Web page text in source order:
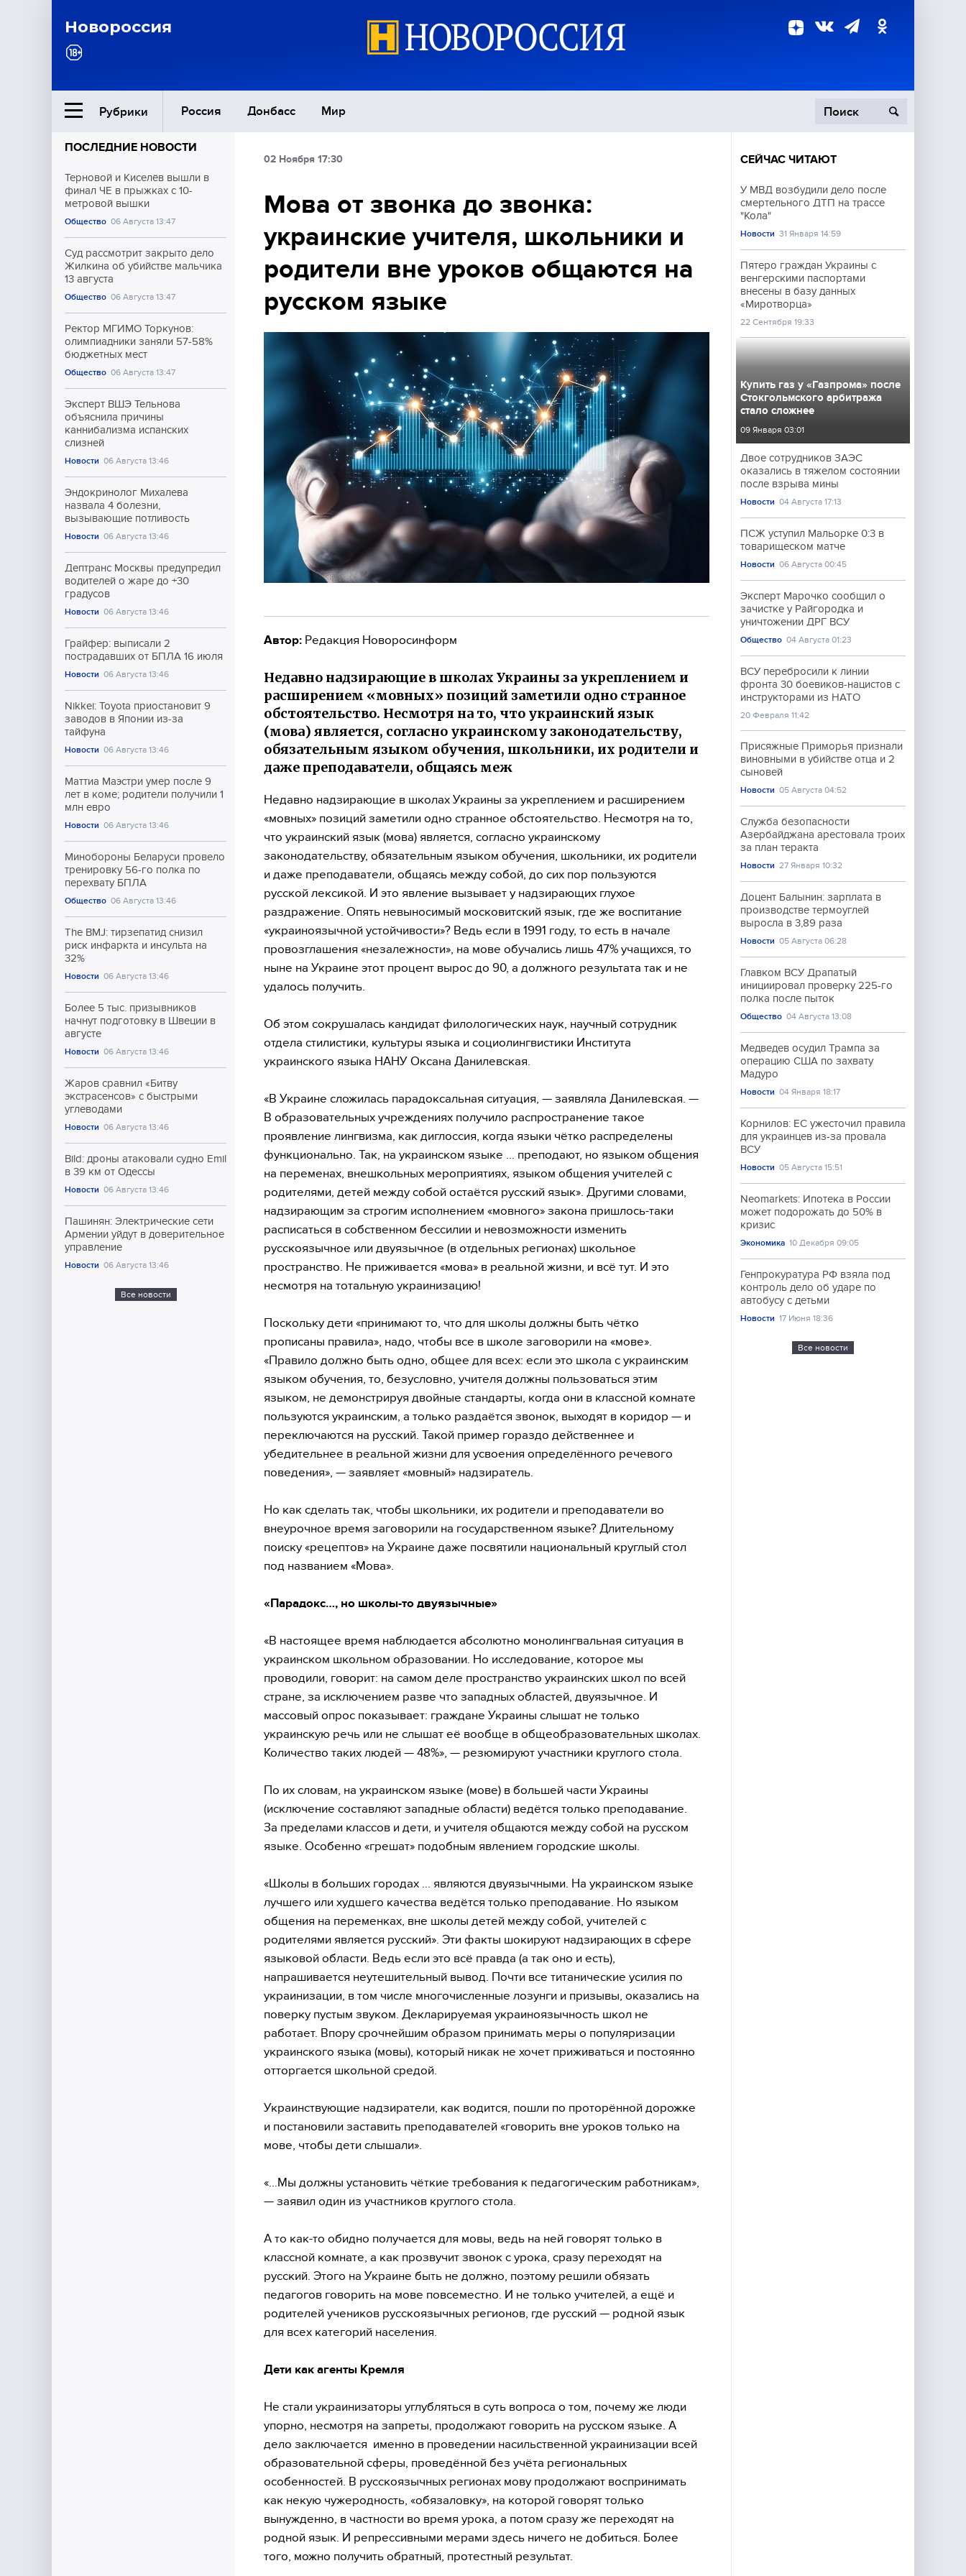
Новороссия
Рубрики Россия Донбасс Мир
Ближний Восток
Общество
Экономика
Происшествия
Культура
Спорт
ПОСЛЕДНИЕ НОВОСТИ
Терновой и Киселёв вышли в
финал ЧЕ в прыжках с 10-
метровой вышки
Общество 06 Августа 13:47
Суд рассмотрит закрыто дело
Жилкина об убийстве мальчика
13 августа
Общество 06 Августа 13:47
Ректор МГИМО Торкунов:
олимпиадники заняли 57-58%
бюджетных мест
Общество 06 Августа 13:47
Эксперт ВШЭ Тельнова
объяснила причины
каннибализма испанских
слизней
Новости 06 Августа 13:46
Эндокринолог Михалева
назвала 4 болезни,
вызывающие потливость
Новости 06 Августа 13:46
Дептранс Москвы предупредил
водителей о жаре до +30
градусов
Новости 06 Августа 13:46
Грайфер: выписали 2
пострадавших от БПЛА 16 июля
Новости 06 Августа 13:46
Nikkei: Toyota приостановит 9
заводов в Японии из-за
тайфуна
Новости 06 Августа 13:46
Маттиа Маэстри умер после 9
лет в коме; родители получили 1
млн евро
Новости 06 Августа 13:46
Минобороны Беларуси провело
тренировку 56-го полка по
перехвату БПЛА
Общество 06 Августа 13:46
The BMJ: тирзепатид снизил
риск инфаркта и инсульта на
32%
Новости 06 Августа 13:46
Более 5 тыс. призывников
начнут подготовку в Швеции в
августе
Новости 06 Августа 13:46
Жаров сравнил «Битву
экстрасенсов» с быстрыми
углеводами
Новости 06 Августа 13:46
Bild: дроны атаковали судно Emil
в 39 км от Одессы
Новости 06 Августа 13:46
Пашинян: Электрические сети
Армении уйдут в доверительное
управление
Новости 06 Августа 13:46
Все новости
02 Ноября 17:30
Мова от звонка до звонка:
украинские учителя, школьники и
родители вне уроков общаются на
русском языке
Автор: Редакция Новоросинформ
Недавно надзирающие в школах Украины за укреплением и
расширением «мовных» позиций заметили одно странное
обстоятельство. Несмотря на то, что украинский язык
(мова) является, согласно украинскому законодательству,
обязательным языком обучения, школьники, их родители и
даже преподаватели, общаясь меж
Недавно надзирающие в школах Украины за укреплением и расширением
«мовных» позиций заметили одно странное обстоятельство. Несмотря на то,
что украинский язык (мова) является, согласно украинскому
законодательству, обязательным языком обучения, школьники, их родители
и даже преподаватели, общаясь между собой, до сих пор пользуются
русской лексикой. И это явление вызывает у надзирающих глухое
раздражение. Опять невыносимый московитский язык, где же воспитание
«украиноязычной устойчивости»? Ведь если в 1991 году, то есть в начале
провозглашения «незалежности», на мове обучались лишь 47% учащихся, то
ныне на Украине этот процент вырос до 90, а должного результата так и не
удалось получить.
Об этом сокрушалась кандидат филологических наук, научный сотрудник
отдела стилистики, культуры языка и социолингвистики Института
украинского языка НАНУ Оксана Данилевская.
«В Украине сложилась парадоксальная ситуация, — заявляла Данилевская. —
В образовательных учреждениях получило распространение такое
проявление лингвизма, как диглоссия, когда языки чётко распределены
функционально. Так, на украинском языке … преподают, но языком общения
на переменах, внешкольных мероприятиях, языком общения учителей с
родителями, детей между собой остаётся русский язык». Другими словами,
надзирающим за строгим исполнением «мовного» закона пришлось-таки
расписаться в собственном бессилии и невозможности изменить
русскоязычное или двуязычное (в отдельных регионах) школьное
пространство. Не приживается «мова» в реальной жизни, и всё тут. И это
несмотря на тотальную украинизацию!
Поскольку дети «принимают то, что для школы должны быть чётко
прописаны правила», надо, чтобы все в школе заговорили на «мове».
«Правило должно быть одно, общее для всех: если это школа с украинским
языком обучения, то, безусловно, учителя должны пользоваться этим
языком, не демонстрируя двойные стандарты, когда они в классной комнате
пользуются украинским, а только раздаётся звонок, выходят в коридор — и
переключаются на русский. Такой пример гораздо действеннее и
убедительнее в реальной жизни для усвоения определённого речевого
поведения», — заявляет «мовный» надзиратель.
Но как сделать так, чтобы школьники, их родители и преподаватели во
внеурочное время заговорили на государственном языке? Длительному
поиску «рецептов» на Украине даже посвятили национальный круглый стол
под названием «Мова».
«Парадокс…, но школы-то двуязычные»
«В настоящее время наблюдается абсолютно монолингвальная ситуация в
украинском школьном образовании. Но исследование, которое мы
проводили, говорит: на самом деле пространство украинских школ по всей
стране, за исключением разве что западных областей, двуязычное. И
массовый опрос показывает: граждане Украины слышат не только
украинскую речь или не слышат её вообще в общеобразовательных школах.
Количество таких людей — 48%», — резюмируют участники круглого стола.
По их словам, на украинском языке (мове) в большей части Украины
(исключение составляют западные области) ведётся только преподавание.
За пределами классов и дети, и учителя общаются между собой на русском
языке. Особенно «грешат» подобным явлением городские школы.
«Школы в больших городах … являются двуязычными. На украинском языке
лучшего или худшего качества ведётся только преподавание. Но языком
общения на переменках, вне школы детей между собой, учителей с
родителями является русский». Эти факты шокируют надзирающих в сфере
языковой области. Ведь если это всё правда (а так оно и есть),
напрашивается неутешительный вывод. Почти все титанические усилия по
украинизации, в том числе многочисленные лозунги и призывы, оказались на
поверку пустым звуком. Декларируемая украиноязычность школ не
работает. Впору срочнейшим образом принимать меры о популяризации
украинского языка (мовы), который никак не хочет приживаться и постоянно
отторгается школьной средой.
Украинствующие надзиратели, как водится, пошли по проторённой дорожке
и постановили заставить преподавателей «говорить вне уроков только на
мове, чтобы дети слышали».
«…Мы должны установить чёткие требования к педагогическим работникам»,
— заявил один из участников круглого стола.
А то как-то обидно получается для мовы, ведь на ней говорят только в
классной комнате, а как прозвучит звонок с урока, сразу переходят на
русский. Этого на Украине быть не должно, поэтому решили обязать
педагогов говорить на мове повсеместно. И не только учителей, а ещё и
родителей учеников русскоязычных регионов, где русский — родной язык
для всех категорий населения.
Дети как агенты Кремля
Не стали украинизаторы углубляться в суть вопроса о том, почему же люди
упорно, несмотря на запреты, продолжают говорить на русском языке. А
дело заключается именно в проведении насильственной украинизации всей
образовательной сферы, проведённой без учёта региональных
особенностей. В русскоязычных регионах мову продолжают воспринимать
как некую чужеродность, «обязаловку», на которой говорят только
вынужденно, в частности во время урока, а потом сразу же переходят на
родной язык. И репрессивными мерами здесь ничего не добиться. Более
того, можно получить обратный, протестный результат.
СЕЙЧАС ЧИТАЮТ
У МВД возбудили дело после
смертельного ДТП на трассе
"Кола"
Новости 31 Января 14:59
Пятеро граждан Украины с
венгерскими паспортами
внесены в базу данных
«Миротворца»
22 Сентября 19:33
Купить газ у «Газпрома» после
Стокгольмского арбитража
стало сложнее
09 Января 03:01
Двое сотрудников ЗАЭС
оказались в тяжелом состоянии
после взрыва мины
Новости 04 Августа 17:13
ПСЖ уступил Мальорке 0:3 в
товарищеском матче
Новости 06 Августа 00:45
Эксперт Марочко сообщил о
зачистке у Райгородка и
уничтожении ДРГ ВСУ
Общество 04 Августа 01:23
ВСУ перебросили к линии
фронта 30 боевиков-нацистов с
инструкторами из НАТО
20 Февраля 11:42
Присяжные Приморья признали
виновными в убийстве отца и 2
сыновей
Новости 05 Августа 04:52
Служба безопасности
Азербайджана арестовала троих
за план теракта
Новости 27 Января 10:32
Доцент Балынин: зарплата в
производстве термоуглей
выросла в 3,89 раза
Новости 05 Августа 06:28
Главком ВСУ Драпатый
инициировал проверку 225-го
полка после пыток
Общество 04 Августа 13:08
Медведев осудил Трампа за
операцию США по захвату
Мадуро
Новости 04 Января 18:17
Корнилов: ЕС ужесточил правила
для украинцев из-за провала
ВСУ
Новости 05 Августа 15:51
Neomarkets: Ипотека в России
может подорожать до 50% в
кризис
Экономика 10 Декабря 09:05
Генпрокуратура РФ взяла под
контроль дело об ударе по
автобусу с детьми
Новости 17 Июня 18:36
Все новости